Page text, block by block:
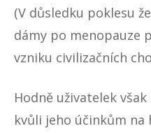
(V důsledku poklesu
dámy po menopauze
vzniku civilizačních
Hodně uživatelek
kvůli jeho účinkům na